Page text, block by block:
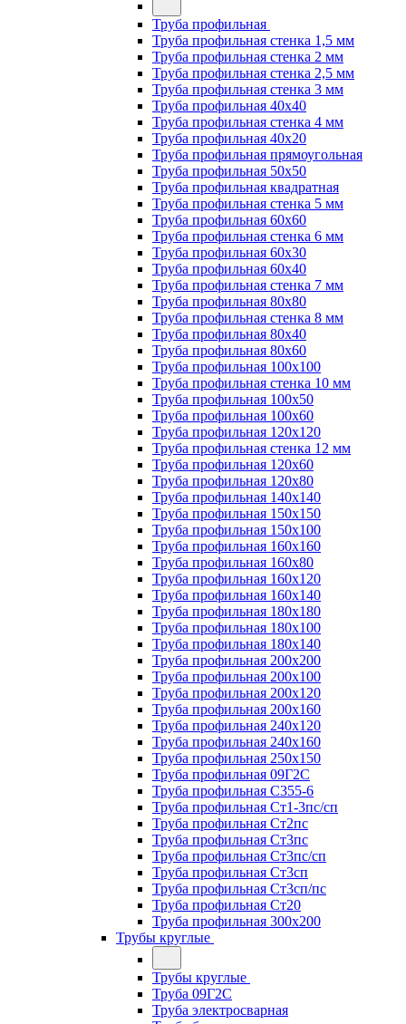
Труба профильная
Труба профильная стенка 1,5 мм
Труба профильная стенка 2 мм
Труба профильная стенка 2,5 мм
Труба профильная стенка 3 мм
Труба профильная 40х40
Труба профильная стенка 4 мм
Труба профильная 40х20
Труба профильная прямоугольная
Труба профильная 50х50
Труба профильная квадратная
Труба профильная стенка 5 мм
Труба профильная 60х60
Труба профильная стенка 6 мм
Труба профильная 60х30
Труба профильная 60х40
Труба профильная стенка 7 мм
Труба профильная 80х80
Труба профильная стенка 8 мм
Труба профильная 80х40
Труба профильная 80х60
Труба профильная 100х100
Труба профильная стенка 10 мм
Труба профильная 100х50
Труба профильная 100х60
Труба профильная 120х120
Труба профильная стенка 12 мм
Труба профильная 120х60
Труба профильная 120х80
Труба профильная 140х140
Труба профильная 150х150
Труба профильная 150х100
Труба профильная 160х160
Труба профильная 160х80
Труба профильная 160х120
Труба профильная 160х140
Труба профильная 180х180
Труба профильная 180х100
Труба профильная 180х140
Труба профильная 200х200
Труба профильная 200х100
Труба профильная 200х120
Труба профильная 200х160
Труба профильная 240х120
Труба профильная 240х160
Труба профильная 250х150
Труба профильная 09Г2С
Труба профильная С355-6
Труба профильная Ст1-3пс/сп
Труба профильная Ст2пс
Труба профильная Ст3пс
Труба профильная Ст3пс/сп
Труба профильная Ст3сп
Труба профильная Ст3сп/пс
Труба профильная Ст20
Труба профильная 300х200
Трубы круглые
Трубы круглые
Труба 09Г2С
Труба электросварная